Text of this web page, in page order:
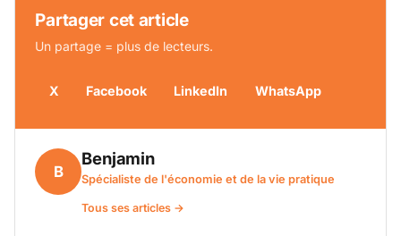
Partager cet article
Un partage = plus de lecteurs.
X Facebook LinkedIn WhatsApp
B
Benjamin
Spécialiste de l'économie et de la vie pratique
Tous ses articles →